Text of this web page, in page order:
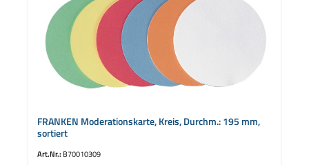
FRANKEN Moderationskarte, Kreis, Durchm.: 195 mm,
sortiert
Art.Nr.: B70010309